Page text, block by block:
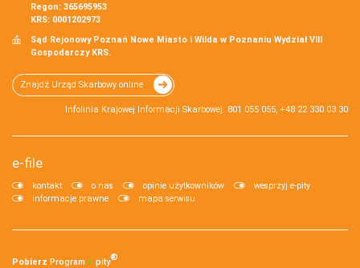
Regon: 365695953
KRS: 0001202973
Sąd Rejonowy Poznań Nowe Miasto i Wilda w Poznaniu Wydział VIII
Gospodarczy KRS.
Znajdź Urząd Skarbowy online
Infolinia Krajowej Informacji Skarbowej: 801 055 055, +48 22 330 03 30
e-file
kontakt o nas opinie użytkowników
wesprzyj e-pity
informacje prawne
mapa serwisu
Pobierz Program e‑pity®